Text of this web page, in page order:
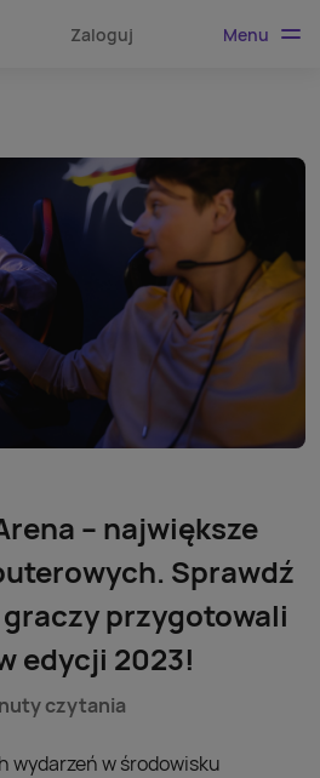
Zaloguj Menu
– największe
Sprawdź
przygotowali
edycji 2023!
czytania
wydarzeń w środowisku